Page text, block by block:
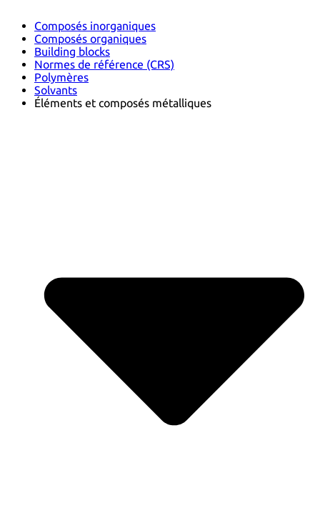
Composés inorganiques
Composés organiques
Building blocks
Normes de référence (CRS)
Polymères
Solvants
Éléments et composés métalliques